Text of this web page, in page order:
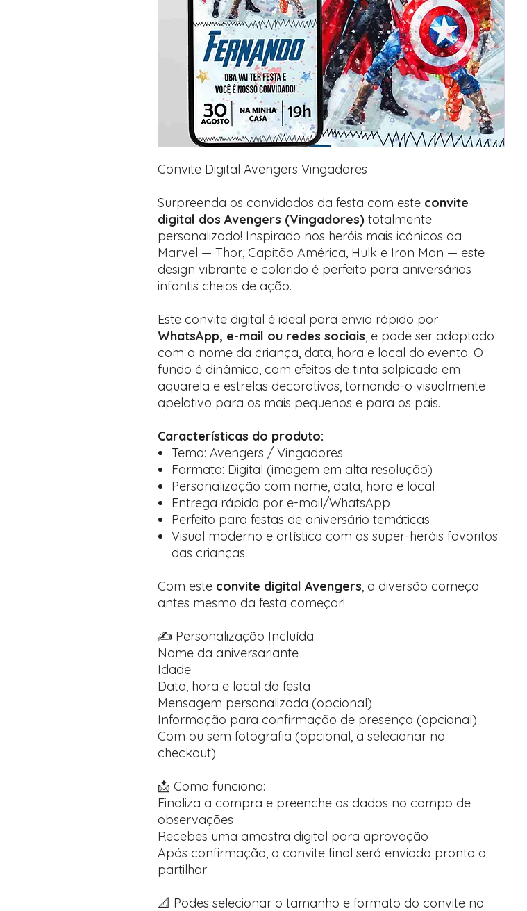
Convite Digital Avengers Vingadores
Surpreenda os convidados da festa com este convite
digital dos Avengers (Vingadores) totalmente
personalizado! Inspirado nos heróis mais icónicos da
Marvel — Thor, Capitão América, Hulk e Iron Man — este
design vibrante e colorido é perfeito para aniversários
infantis cheios de ação.
Este convite digital é ideal para envio rápido por
WhatsApp, e-mail ou redes sociais, e pode ser adaptado
com o nome da criança, data, hora e local do evento. O
fundo é dinâmico, com efeitos de tinta salpicada em
aquarela e estrelas decorativas, tornando-o visualmente
apelativo para os mais pequenos e para os pais.
Características do produto:
Tema: Avengers / Vingadores
Formato: Digital (imagem em alta resolução)
Personalização com nome, data, hora e local
Entrega rápida por e-mail/WhatsApp
Perfeito para festas de aniversário temáticas
Visual moderno e artístico com os super-heróis favoritos
das crianças
Com este convite digital Avengers, a diversão começa
antes mesmo da festa começar!
✍️ Personalização Incluída:
Nome da aniversariante
Idade
Data, hora e local da festa
Mensagem personalizada (opcional)
Informação para confirmação de presença (opcional)
Com ou sem fotografia (opcional, a selecionar no
checkout)
📩 Como funciona:
Finaliza a compra e preenche os dados no campo de
observações
Recebes uma amostra digital para aprovação
Após confirmação, o convite final será enviado pronto a
partilhar
📐 Podes selecionar o tamanho e formato do convite no